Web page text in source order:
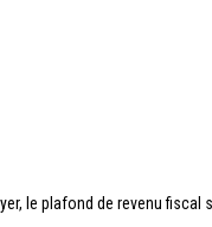
le plafond de revenu fiscal